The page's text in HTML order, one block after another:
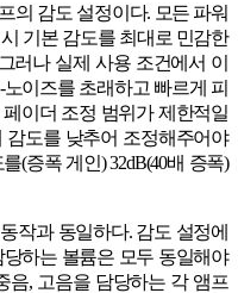
의 감도 설정이다. 모든 파워
기본 감도를 최대로 민감한
러나 실제 사용 조건에서 이
이즈를 초래하고 빠르게 피
이더 조정 범위가 제한적일
도를 낮추어 조정해주어야
(증폭 게인) 32dB(40배 증폭)
작과 동일하다. 감도 설정에
하는 볼륨은 모두 동일해야
음, 고음을 담당하는 각 앰프